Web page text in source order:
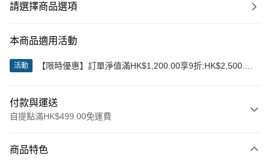
請選擇商品選項
本商品適用活動
活動
【限時優惠】訂單淨值滿HK$1,200.00享9折;HK$2,500.00
付款與運送
自提點滿HK$499.00免運費
信用卡
商品特色